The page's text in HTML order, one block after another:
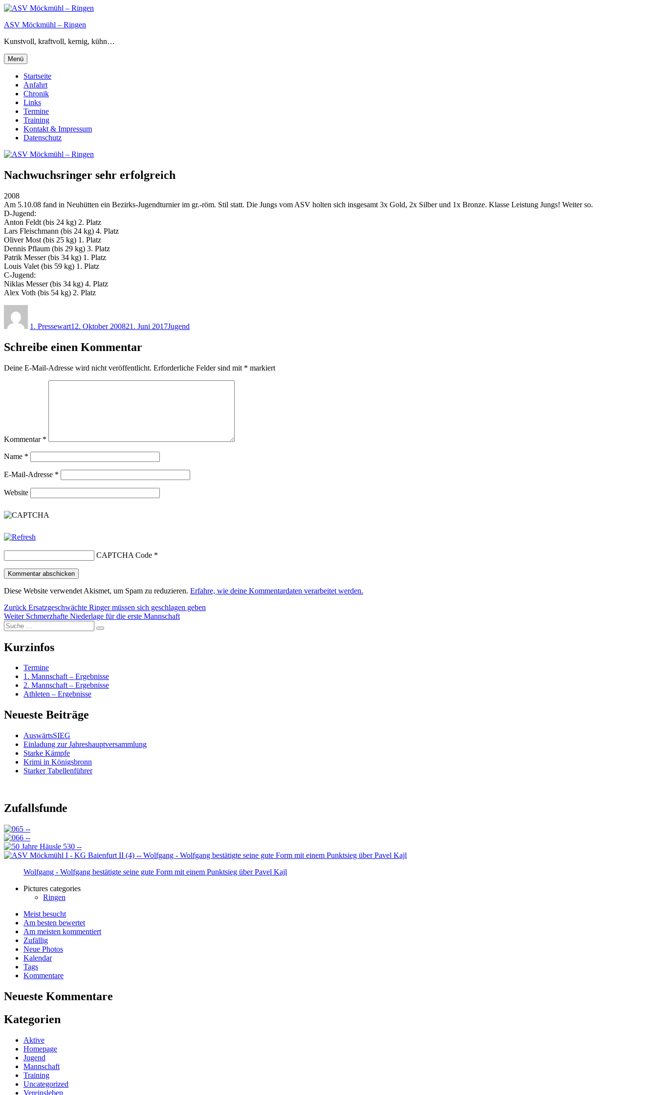
Zum
springen
ASV Möckmühl – Ringen
Kunstvoll, kraftvoll, kernig, kühn…
Menü
Startseite
Anfahrt
Chronik
Links
Termine
Training
Kontakt & Impressum
Datenschutz
Nachwuchsringer sehr erfolgreich
2008
Am 5.10.08 fand in Neuhütten ein Bezirks-Jugendturnier im gr.-röm. Stil statt. Die Jungs vom ASV holten sich insgesamt 3x Gold, 2x Silber und 1x Bronze. Klasse Leistung Jungs! Weiter so.
D-Jugend:
Anton Feldt (bis 24 kg) 2. Platz
Lars Fleischmann (bis 24 kg) 4. Platz
Oliver Most (bis 25 kg) 1. Platz
Dennis Pflaum (bis 29 kg) 3. Platz
Patrik Messer (bis 34 kg) 1. Platz
Louis Valet (bis 59 kg) 1. Platz
C-Jugend:
Niklas Messer (bis 34 kg) 4. Platz
Alex Voth (bis 54 kg) 2. Platz
1. Pressewart12. Oktober 200821. Juni 2017Jugend
Schreibe einen Kommentar
Deine E-Mail-Adresse wird nicht veröffentlicht. Erforderliche Felder sind mit * markiert
Kommentar *
Name *
E-Mail-Adresse *
Website
CAPTCHA Code *
Diese Website verwendet Akismet, um Spam zu reduzieren. Erfahre, wie deine Kommentardaten verarbeitet werden.
Beitragsnavigation
Zurück Vorheriger
Beitrag:
Ersatzgeschwächte Ringer müssen sich geschlagen geben
Weiter Nächster
Schmerzhafte Niederlage für die erste Mannschaft
Suche
nach:
Suchen
Kurzinfos
Termine
1. Mannschaft – Ergebnisse
2. Mannschaft – Ergebnisse
Athleten – Ergebnisse
Neueste Beiträge
AuswärtsSIEG
Einladung zur Jahreshauptversammlung
Starke Kämpfe
Krimi in Königsbronn
Starker Tabellenführer
Zufallsfunde
Wolfgang - Wolfgang bestätigte seine gute Form mit einem Punktsieg über Pavel Kajl
Pictures categories
Ringen
Meist besucht
Am besten bewertet
Am meisten kommentiert
Zufällig
Neue Photos
Kalendar
Tags
Kommentare
Neueste Kommentare
Kategorien
Aktive
Homepage
Jugend
Mannschaft
Training
Uncategorized
Vereinsleben